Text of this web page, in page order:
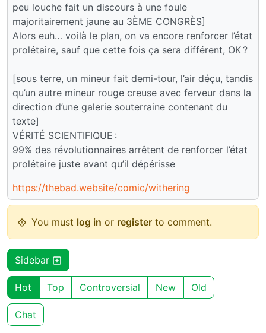
peu louche fait un discours à une foule
majoritairement jaune au 3ÈME CONGRÈS]
Alors euh… voilà le plan, on va encore renforcer l’état
prolétaire, sauf que cette fois ça sera différent, OK ?
[sous terre, un mineur fait demi-tour, l’air déçu, tandis
qu’un autre mineur rouge creuse avec ferveur dans la
direction d’une galerie souterraine contenant du
texte]
VÉRITÉ SCIENTIFIQUE :
99% des révolutionnaires arrêtent de renforcer l’état
prolétaire juste avant qu’il dépérisse
https://thebad.website/comic/withering
You must log in or register to comment.
Sidebar
Hot Top Controversial New Old
Chat